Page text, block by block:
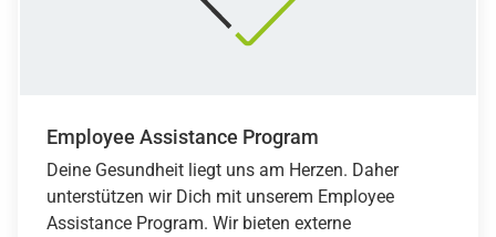
Employee Assistance Program
Deine Gesundheit liegt uns am Herzen. Daher
unterstützen wir Dich mit unserem Employee
Assistance Program. Wir bieten externe